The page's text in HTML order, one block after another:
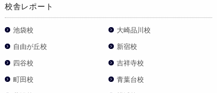
校舎レポート
池袋校 大崎品川校
自由が丘校 新宿校
四谷校 吉祥寺校
町田校 青葉台校